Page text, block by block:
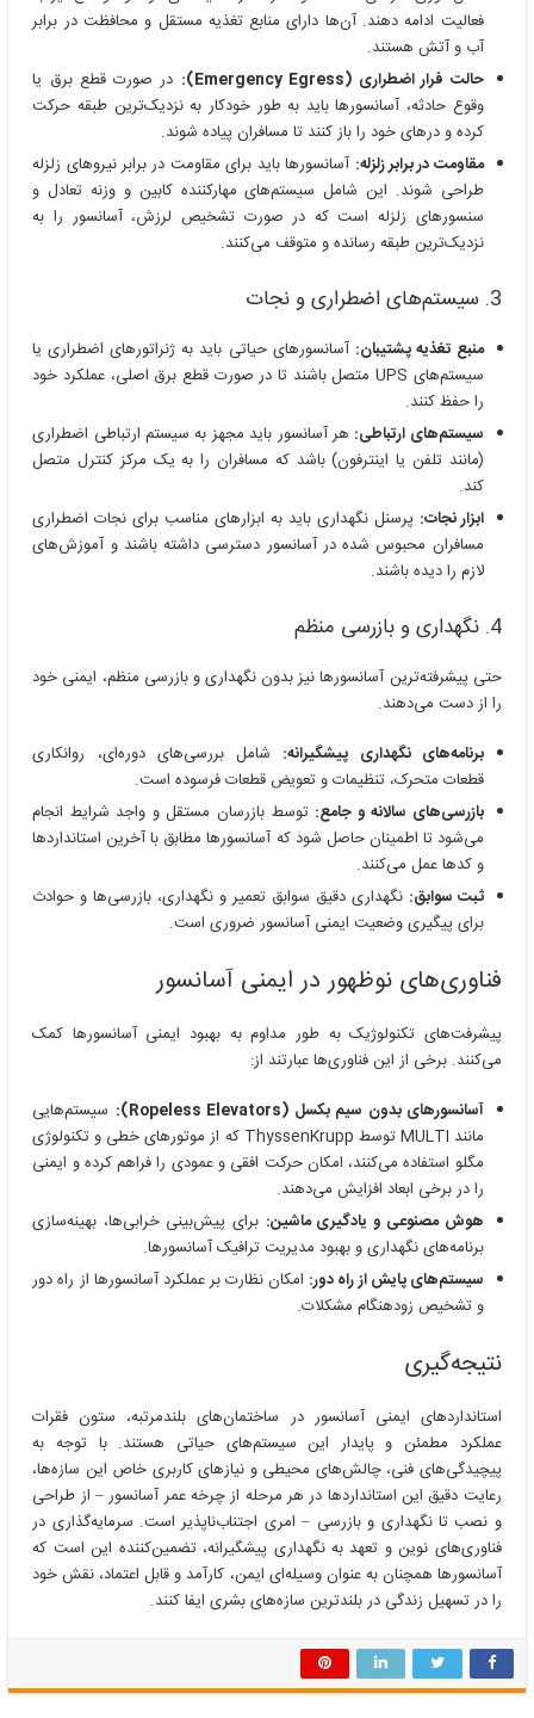
فعالیت ادامه دهند. آن‌ها دارای منابع تغذیه مستقل و محافظت در برابر
آب و آتش هستند.
حالت فرار اضطراری (Emergency Egress):
در صورت قطع برق یا
وقوع حادثه، آسانسورها باید به طور خودکار به نزدیک‌ترین طبقه حرکت
کرده و درهای خود را باز کنند تا مسافران پیاده شوند.
مقاومت در برابر زلزله: آسانسورها باید برای مقاومت در برابر نیروهای زلزله
طراحی شوند. این شامل سیستم‌های مهارکننده کابین و وزنه تعادل و
سنسورهای زلزله است که در صورت تشخیص لرزش، آسانسور را به
نزدیک‌ترین طبقه رسانده و متوقف می‌کنند.
3. سیستم‌های اضطراری و نجات
منبع تغذیه پشتیبان: آسانسورهای حیاتی باید به ژنراتورهای اضطراری یا
سیستم‌های UPS متصل باشند تا در صورت قطع برق اصلی، عملکرد خود
را حفظ کنند.
سیستم‌های ارتباطی: هر آسانسور باید مجهز به سیستم ارتباطی اضطراری
(مانند تلفن یا اینترفون) باشد که مسافران را به یک مرکز کنترل متصل
کند.
ابزار نجات: پرسنل نگهداری باید به ابزارهای مناسب برای نجات اضطراری
مسافران محبوس شده در آسانسور دسترسی داشته باشند و آموزش‌های
لازم را دیده باشند.
4. نگهداری و بازرسی منظم
حتی پیشرفته‌ترین آسانسورها نیز بدون نگهداری و بازرسی منظم، ایمنی خود
را از دست می‌دهند.
برنامه‌های نگهداری پیشگیرانه: شامل بررسی‌های دوره‌ای، روانکاری
قطعات متحرک، تنظیمات و تعویض قطعات فرسوده است.
بازرسی‌های سالانه و جامع: توسط بازرسان مستقل و واجد شرایط انجام
می‌شود تا اطمینان حاصل شود که آسانسورها مطابق با آخرین استانداردها
و کدها عمل می‌کنند.
ثبت سوابق: نگهداری دقیق سوابق تعمیر و نگهداری، بازرسی‌ها و حوادث
برای پیگیری وضعیت ایمنی آسانسور ضروری است.
فناوری‌های نوظهور در ایمنی آسانسور
پیشرفت‌های تکنولوژیک به طور مداوم به بهبود ایمنی آسانسورها کمک
می‌کنند. برخی از این فناوری‌ها عبارتند از:
آسانسورهای بدون سیم بکسل (Ropeless Elevators):
سیستم‌هایی
مانند MULTI توسط ThyssenKrupp که از موتورهای خطی و تکنولوژی
مگلو استفاده می‌کنند، امکان حرکت افقی و عمودی را فراهم کرده و ایمنی
را در برخی ابعاد افزایش می‌دهند.
هوش مصنوعی و یادگیری ماشین: برای پیش‌بینی خرابی‌ها، بهینه‌سازی
برنامه‌های نگهداری و بهبود مدیریت ترافیک آسانسورها.
سیستم‌های پایش از راه دور: امکان نظارت بر عملکرد آسانسورها از راه دور
و تشخیص زودهنگام مشکلات.
نتیجه‌گیری
استانداردهای ایمنی آسانسور در ساختمان‌های بلندمرتبه، ستون فقرات
عملکرد مطمئن و پایدار این سیستم‌های حیاتی هستند. با توجه به
پیچیدگی‌های فنی، چالش‌های محیطی و نیازهای کاربری خاص این سازه‌ها،
رعایت دقیق این استانداردها در هر مرحله از چرخه عمر آسانسور – از طراحی
و نصب تا نگهداری و بازرسی – امری اجتناب‌ناپذیر است. سرمایه‌گذاری در
فناوری‌های نوین و تعهد به نگهداری پیشگیرانه، تضمین‌کننده این است که
آسانسورها همچنان به عنوان وسیله‌ای ایمن، کارآمد و قابل اعتماد، نقش خود
را در تسهیل زندگی در بلندترین سازه‌های بشری ایفا کنند.